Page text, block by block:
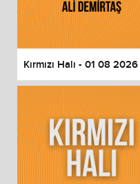
Kırmızı Halı - 01 08 2026